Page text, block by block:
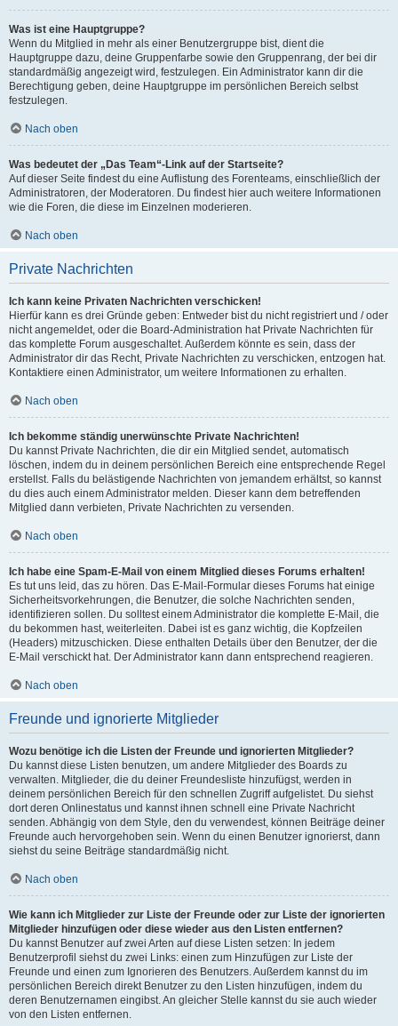
Was ist eine Hauptgruppe?
Wenn du Mitglied in mehr als einer Benutzergruppe bist, dient die
Hauptgruppe dazu, deine Gruppenfarbe sowie den Gruppenrang, der bei dir
standardmäßig angezeigt wird, festzulegen. Ein Administrator kann dir die
Berechtigung geben, deine Hauptgruppe im persönlichen Bereich selbst
festzulegen.
Nach oben
Was bedeutet der „Das Team“-Link auf der Startseite?
Auf dieser Seite findest du eine Auflistung des Forenteams, einschließlich der
Administratoren, der Moderatoren. Du findest hier auch weitere Informationen
wie die Foren, die diese im Einzelnen moderieren.
Nach oben
Private Nachrichten
Ich kann keine Privaten Nachrichten verschicken!
Hierfür kann es drei Gründe geben: Entweder bist du nicht registriert und / oder
nicht angemeldet, oder die Board-Administration hat Private Nachrichten für
das komplette Forum ausgeschaltet. Außerdem könnte es sein, dass der
Administrator dir das Recht, Private Nachrichten zu verschicken, entzogen hat.
Kontaktiere einen Administrator, um weitere Informationen zu erhalten.
Nach oben
Ich bekomme ständig unerwünschte Private Nachrichten!
Du kannst Private Nachrichten, die dir ein Mitglied sendet, automatisch
löschen, indem du in deinem persönlichen Bereich eine entsprechende Regel
erstellst. Falls du belästigende Nachrichten von jemandem erhältst, so kannst
du dies auch einem Administrator melden. Dieser kann dem betreffenden
Mitglied dann verbieten, Private Nachrichten zu versenden.
Nach oben
Ich habe eine Spam-E-Mail von einem Mitglied dieses Forums erhalten!
Es tut uns leid, das zu hören. Das E-Mail-Formular dieses Forums hat einige
Sicherheitsvorkehrungen, die Benutzer, die solche Nachrichten senden,
identifizieren sollen. Du solltest einem Administrator die komplette E-Mail, die
du bekommen hast, weiterleiten. Dabei ist es ganz wichtig, die Kopfzeilen
(Headers) mitzuschicken. Diese enthalten Details über den Benutzer, der die
E-Mail verschickt hat. Der Administrator kann dann entsprechend reagieren.
Nach oben
Freunde und ignorierte Mitglieder
Wozu benötige ich die Listen der Freunde und ignorierten Mitglieder?
Du kannst diese Listen benutzen, um andere Mitglieder des Boards zu
verwalten. Mitglieder, die du deiner Freundesliste hinzufügst, werden in
deinem persönlichen Bereich für den schnellen Zugriff aufgelistet. Du siehst
dort deren Onlinestatus und kannst ihnen schnell eine Private Nachricht
senden. Abhängig von dem Style, den du verwendest, können Beiträge deiner
Freunde auch hervorgehoben sein. Wenn du einen Benutzer ignorierst, dann
siehst du seine Beiträge standardmäßig nicht.
Nach oben
Wie kann ich Mitglieder zur Liste der Freunde oder zur Liste der ignorierten
Mitglieder hinzufügen oder diese wieder aus den Listen entfernen?
Du kannst Benutzer auf zwei Arten auf diese Listen setzen: In jedem
Benutzerprofil siehst du zwei Links: einen zum Hinzufügen zur Liste der
Freunde und einen zum Ignorieren des Benutzers. Außerdem kannst du im
persönlichen Bereich direkt Benutzer zu den Listen hinzufügen, indem du
deren Benutzernamen eingibst. An gleicher Stelle kannst du sie auch wieder
von den Listen entfernen.